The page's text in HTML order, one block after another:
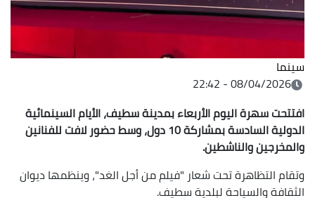
سينما
08/04/2026 - 22:42
افتتحت سهرة اليوم الأربعاء بمدينة سطيف، الأيام السينمائية
الدولية السادسة بمشاركة 10 دول، وسط حضور لافت للفنانين
والمخرجين والناشطين.
وتقام التظاهرة تحت شعار "فيلم من أجل الغد"، وينظمها ديوان
الثقافة والسياحة لبلدية سطيف.